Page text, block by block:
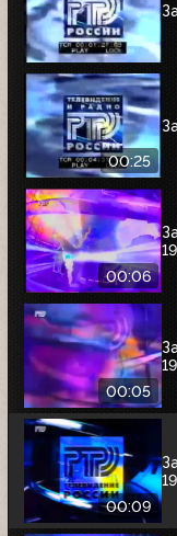
00:25
00:06
00:05
00:09